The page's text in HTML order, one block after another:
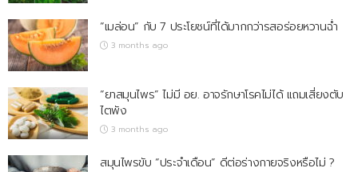
“เมล่อน” กับ 7 ประโยชน์ที่ได้มากกว่ารสอร่อยหวานฉ่ำ
3 months ago
“ยาสมุนไพร” ไม่มี อย. อาจรักษาโรคไม่ได้ แถมเสี่ยงตับ
ไตพัง
3 months ago
สมุนไพรขับ “ประจำเดือน” ดีต่อร่างกายจริงหรือไม่ ?